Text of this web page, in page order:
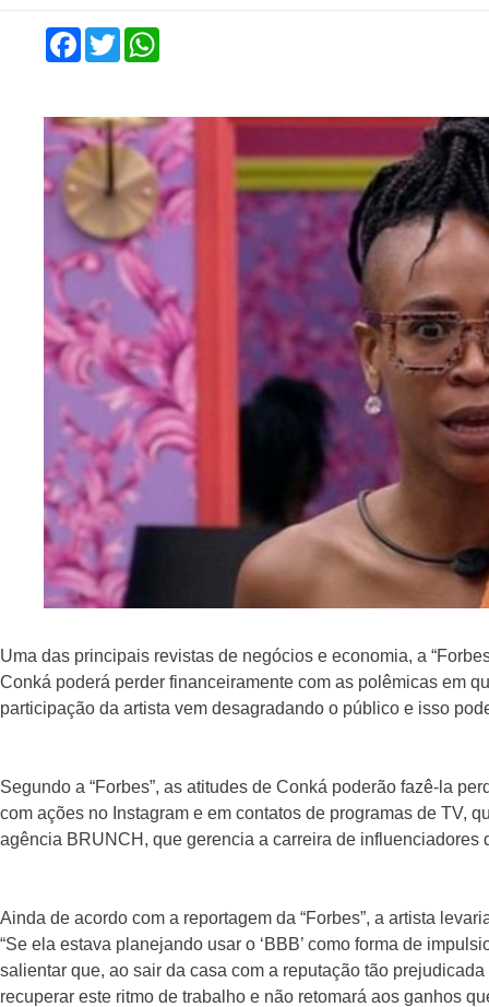
Facebook
Twitter
Uma das principais revistas de negócios e economia, a
Conká poderá perder financeiramente com as polêmicas em
participação da artista vem desagradando o público e isso
Segundo a “Forbes”, as atitudes de Conká poderão fazê-la
com ações no Instagram e em contatos de programas de TV,
agência BRUNCH, que gerencia a carreira de influenciadores
Ainda de acordo com a reportagem da “Forbes”, a artista
“Se ela estava planejando usar o ‘BBB’ como forma de
salientar que, ao sair da casa com a reputação tão
recuperar este ritmo de trabalho e não retomará aos ganhos